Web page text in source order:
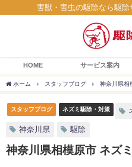
害獣・害虫の駆除なら駆除
HOME サービス案内
ホーム スタッフブログ 神奈川県相
スタッフブログ ネズミ駆除・対策
神奈川県 駆除
神奈川県相模原市 ネズ